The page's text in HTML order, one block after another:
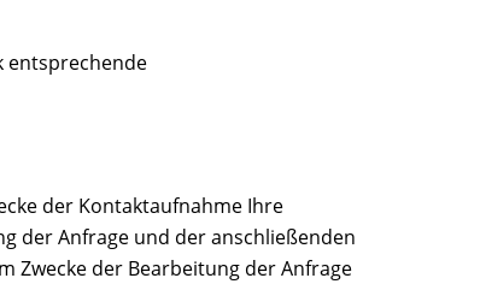
entsprechende
der Kontaktaufnahme Ihre
der Anfrage und der anschließenden
Zwecke der Bearbeitung der Anfrage